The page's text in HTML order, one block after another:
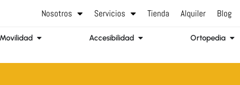
Nosotros Servicios Tienda Alquiler Blog
Movilidad Abrir Movilidad Accesibilidad Abrir AccesibilidadOrtopedia